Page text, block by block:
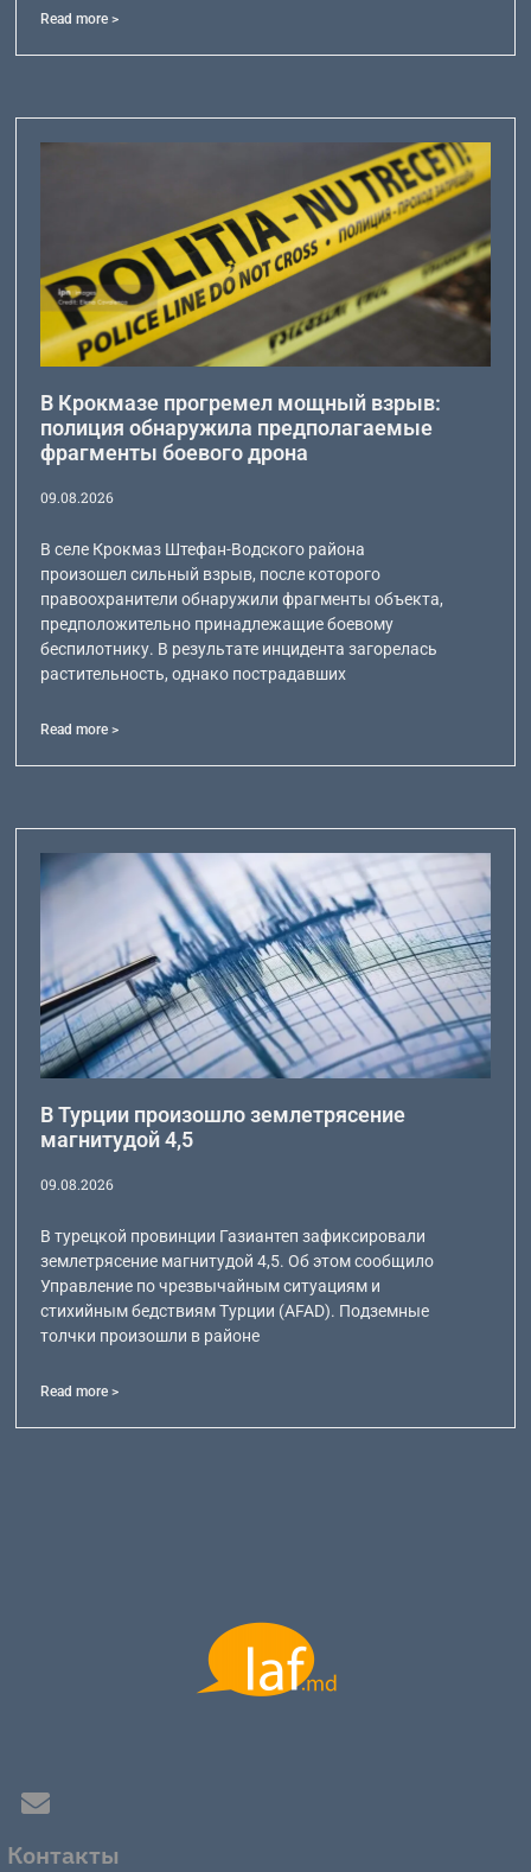
Read more >
В Крокмазе прогремел мощный взрыв:
полиция обнаружила предполагаемые
фрагменты боевого дрона
09.08.2026
В селе Крокмаз Штефан-Водского района
произошел сильный взрыв, после которого
правоохранители обнаружили фрагменты объекта,
предположительно принадлежащие боевому
беспилотнику. В результате инцидента загорелась
растительность, однако пострадавших
Read more >
В Турции произошло землетрясение
магнитудой 4,5
09.08.2026
В турецкой провинции Газиантеп зафиксировали
землетрясение магнитудой 4,5. Об этом сообщило
Управление по чрезвычайным ситуациям и
стихийным бедствиям Турции (AFAD). Подземные
толчки произошли в районе
Read more >
Контакты